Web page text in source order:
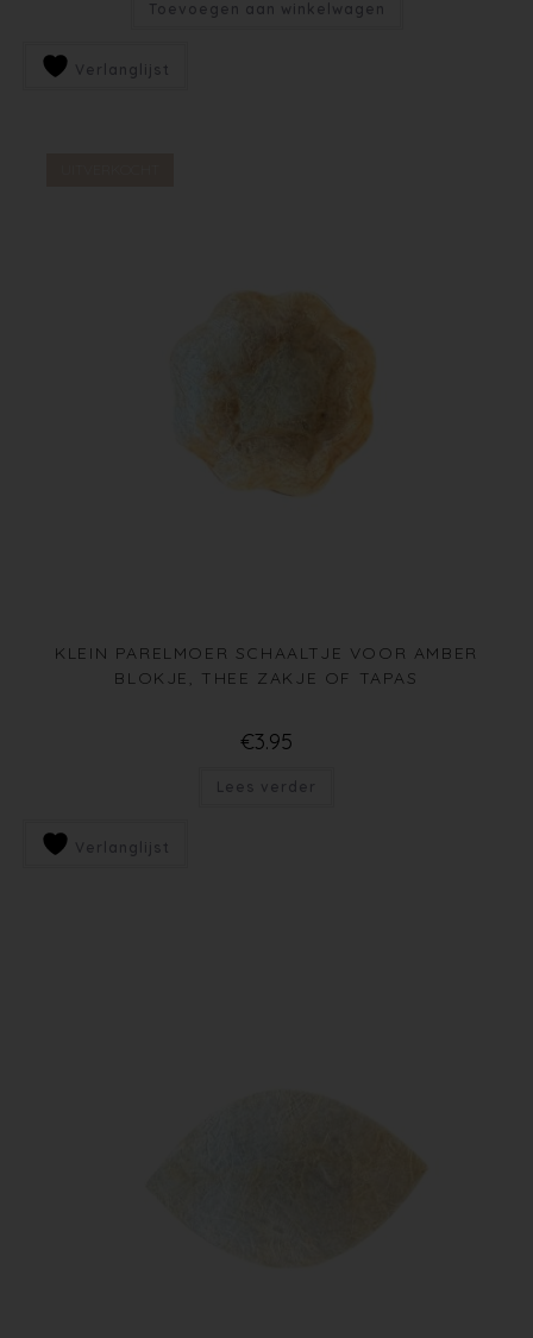
Toevoegen aan winkelwagen
Verlanglijst
KLEIN PARELMOER SCHAALTJE VOOR AMBER
BLOKJE, THEE ZAKJE OF TAPAS
€3.95
Lees verder
Verlanglijst